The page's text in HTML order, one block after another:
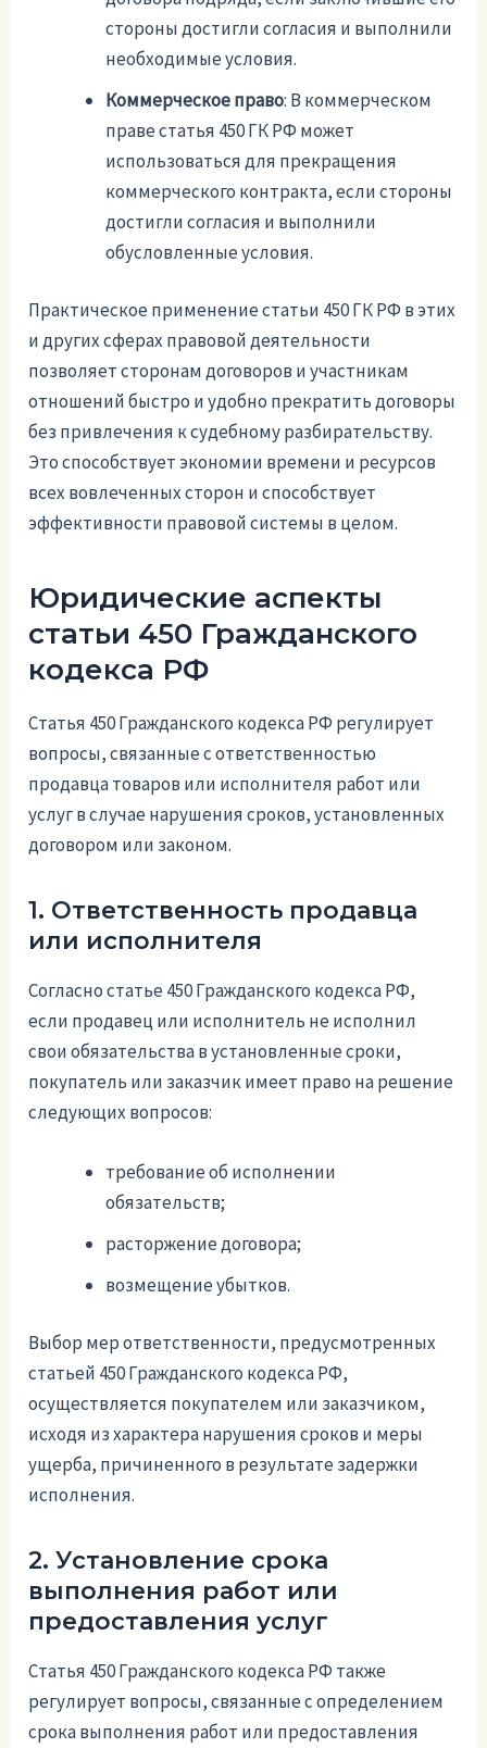
стороны достигли согласия и выполнили
необходимые условия.
Коммерческое право: В коммерческом
праве статья 450 ГК РФ может
использоваться для прекращения
коммерческого контракта, если стороны
достигли согласия и выполнили
обусловленные условия.
Практическое применение статьи 450 ГК РФ в этих
и других сферах правовой деятельности
позволяет сторонам договоров и участникам
отношений быстро и удобно прекратить договоры
без привлечения к судебному разбирательству.
Это способствует экономии времени и ресурсов
всех вовлеченных сторон и способствует
эффективности правовой системы в целом.
Юридические аспекты
статьи 450 Гражданского
кодекса РФ
Статья 450 Гражданского кодекса РФ регулирует
вопросы, связанные с ответственностью
продавца товаров или исполнителя работ или
услуг в случае нарушения сроков, установленных
договором или законом.
1. Ответственность продавца
или исполнителя
Согласно статье 450 Гражданского кодекса РФ,
если продавец или исполнитель не исполнил
свои обязательства в установленные сроки,
покупатель или заказчик имеет право на решение
следующих вопросов:
требование об исполнении
обязательств;
расторжение договора;
возмещение убытков.
Выбор мер ответственности, предусмотренных
статьей 450 Гражданского кодекса РФ,
осуществляется покупателем или заказчиком,
исходя из характера нарушения сроков и меры
ущерба, причиненного в результате задержки
исполнения.
2. Установление срока
выполнения работ или
предоставления услуг
Статья 450 Гражданского кодекса РФ также
регулирует вопросы, связанные с определением
срока выполнения работ или предоставления